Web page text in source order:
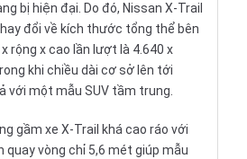
bị hiện đại. Do đó, Nissan X-Trail
đổi về kích thước tổng thể bên
rộng x cao lần lượt là 4.640 x
khi chiều dài cơ sở lên tới
với một mẫu SUV tầm trung.
gầm xe X-Trail khá cao ráo với
quay vòng chỉ 5,6 mét giúp mẫu